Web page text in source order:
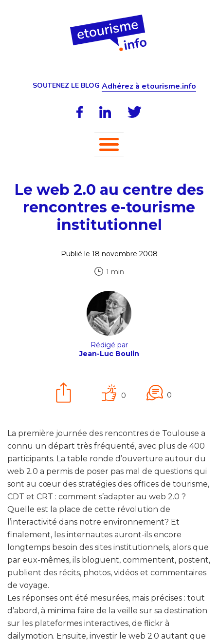
SOUTENEZ LE BLOG Adhérez à etourisme.info
Le web 2.0 au centre des
rencontres e-tourisme
institutionnel
Publié le 18 novembre 2008
1 min
Rédigé par
Jean-Luc Boulin
0 0
La première journée des rencontres de Toulouse a
connu un départ très fréquenté, avec plus de 400
participants. La table ronde d’ouverture autour du
web 2.0 a permis de poser pas mal de questions qui
sont au cœur des stratégies des offices de tourisme,
CDT et CRT : comment s’adapter au web 2.0 ?
Quelle est la place de cette révolution de
l’interactivité dans notre environnement? Et
finalement, les internautes auront-ils encore
longtemps besoin des sites institutionnels, alors que
par eux-mêmes, ils bloguent, commentent, postent,
publient des récits, photos, vidéos et commentaires
de voyage.
Les réponses ont été mesurées, mais précises : tout
d’abord, à minima faire de la veille sur sa destination
sur les plateformes interactives, de flickr à
dailymotion. Ensuite, investir le web 2.0 autant que